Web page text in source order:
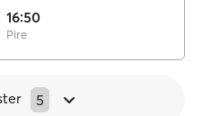
16:50
Pire
5